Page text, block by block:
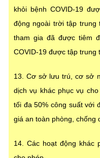
khỏi bệnh COVID-19
động ngoài trời tập
tham gia đã được tiêm
COVID-19 được tập trung
13. Cơ sở lưu trú, cơ sở
dịch vụ khác phục vụ
tối đa 50% công suất với
giá an toàn phòng, chống
14. Các hoạt động khác